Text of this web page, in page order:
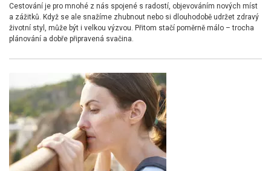
Cestování je pro mnohé z nás spojené s radostí, objevováním nových míst
a zážitků. Když se ale snažíme zhubnout nebo si dlouhodobě udržet zdravý
životní styl, může být i velkou výzvou. Přitom stačí poměrně málo – trocha
plánování a dobře připravená svačina.